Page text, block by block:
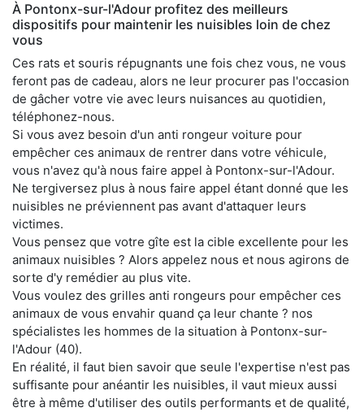
À Pontonx-sur-l'Adour profitez des meilleurs
dispositifs pour maintenir les nuisibles loin de chez
vous
Ces rats et souris répugnants une fois chez vous, ne vous
feront pas de cadeau, alors ne leur procurer pas l'occasion
de gâcher votre vie avec leurs nuisances au quotidien,
téléphonez-nous.
Si vous avez besoin d'un anti rongeur voiture pour
empêcher ces animaux de rentrer dans votre véhicule,
vous n'avez qu'à nous faire appel à Pontonx-sur-l'Adour.
Ne tergiversez plus à nous faire appel étant donné que les
nuisibles ne préviennent pas avant d'attaquer leurs
victimes.
Vous pensez que votre gîte est la cible excellente pour les
animaux nuisibles ? Alors appelez nous et nous agirons de
sorte d'y remédier au plus vite.
Vous voulez des grilles anti rongeurs pour empêcher ces
animaux de vous envahir quand ça leur chante ? nos
spécialistes les hommes de la situation à Pontonx-sur-
l'Adour (40).
En réalité, il faut bien savoir que seule l'expertise n'est pas
suffisante pour anéantir les nuisibles, il vaut mieux aussi
être à même d'utiliser des outils performants et de qualité,